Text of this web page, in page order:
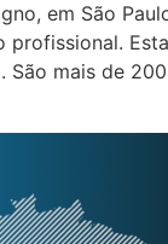
em São
profissional.
São mais de